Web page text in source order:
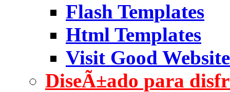
Flash Templates
Html Templates
Visit Good Website
DiseÃ±ado para